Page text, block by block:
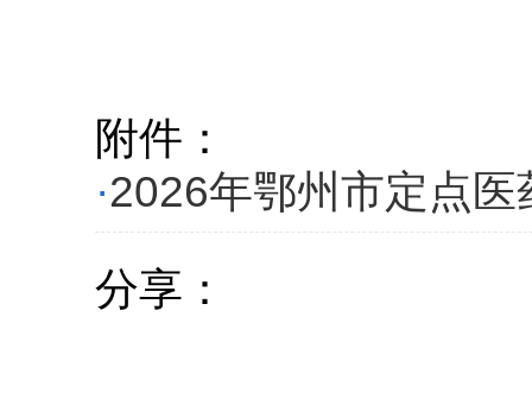
附件：
·2026年鄂州市定点
分享：